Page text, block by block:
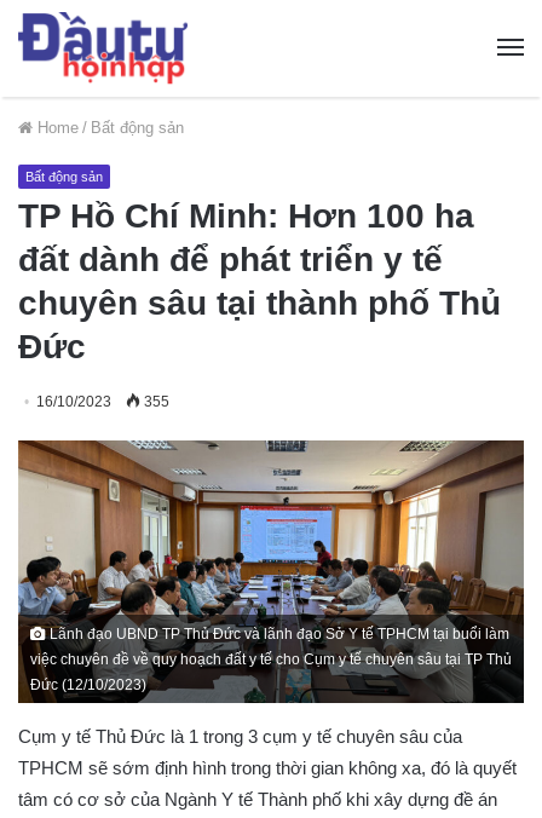
Home / Bất động sản
Bất động sản
TP Hồ Chí Minh: Hơn 100 ha
đất dành để phát triển y tế
chuyên sâu tại thành phố Thủ
Đức
16/10/2023 355
Lãnh đạo UBND TP Thủ Đức và lãnh đạo Sở Y tế TPHCM tại buổi làm
việc chuyên đề về quy hoạch đất y tế cho Cụm y tế chuyên sâu tại TP Thủ
Đức (12/10/2023)
Cụm y tế Thủ Đức là 1 trong 3 cụm y tế chuyên sâu của
TPHCM sẽ sớm định hình trong thời gian không xa, đó là quyết
tâm có cơ sở của Ngành Y tế Thành phố khi xây dựng đề án